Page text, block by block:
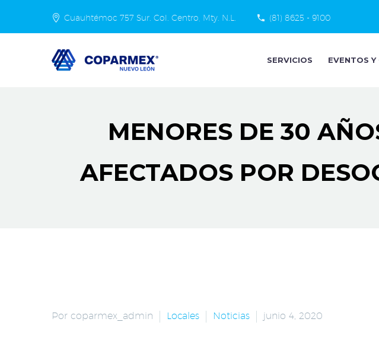
Cuauhtémoc 757 Sur. Col. Centro, Mty. N.L. (81) 8625 - 9100
SERVICIOS EVENTOS Y
MENORES DE 30
AFECTADOS POR
Por coparmex_admin Locales Noticias junio 4, 2020